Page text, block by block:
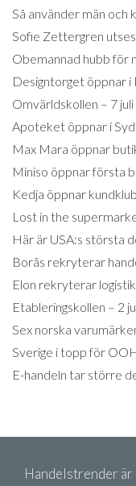
Så använder män och
Sofie Zettergren
Obemannad hubb för
Designtorget öppnar
Omvärldskollen – 7
Apoteket öppnar i
Max Mara öppnar
Miniso öppnar första
Kedja öppnar
Lost in the
Här är USA:s största
Borås rekryterar
Elon rekryterar
Etableringskollen – 2
Sex norska
Sverige i topp för
E-handeln tar större
Handelstrender